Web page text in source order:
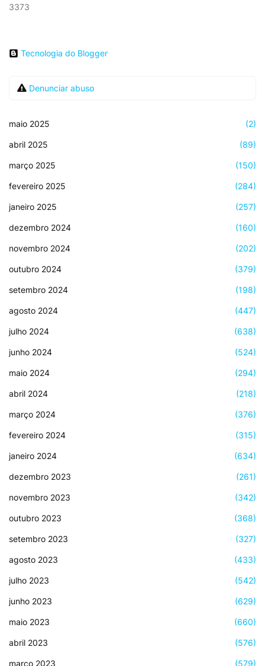
3373
Tecnologia do Blogger
Denunciar abuso
maio 2025 (2)
abril 2025 (89)
março 2025 (150)
fevereiro 2025 (284)
janeiro 2025 (257)
dezembro 2024 (160)
novembro 2024 (202)
outubro 2024 (379)
setembro 2024 (198)
agosto 2024 (447)
julho 2024 (638)
junho 2024 (524)
maio 2024 (294)
abril 2024 (218)
março 2024 (376)
fevereiro 2024 (315)
janeiro 2024 (634)
dezembro 2023 (261)
novembro 2023 (342)
outubro 2023 (368)
setembro 2023 (327)
agosto 2023 (433)
julho 2023 (542)
junho 2023 (629)
maio 2023 (660)
abril 2023 (576)
março 2023 (579)